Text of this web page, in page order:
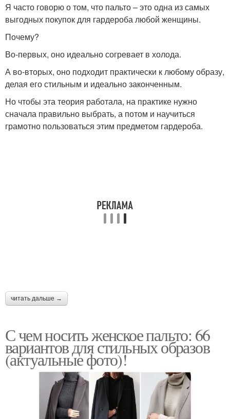
Я часто говорю о том, что пальто – это одна из самых
выгодных покупок для гардероба любой женщины.
Почему?
Во-первых, оно идеально согревает в холода.
А во-вторых, оно подходит практически к любому образу,
делая его стильным и идеально законченным.
Но чтобы эта теория работала, на практике нужно
сначала правильно выбрать, а потом и научиться
грамотно пользоваться этим предметом гардероба.
читать дальше →
С чем носить женское пальто: 66
вариантов для стильных образов
(актуальные фото)!